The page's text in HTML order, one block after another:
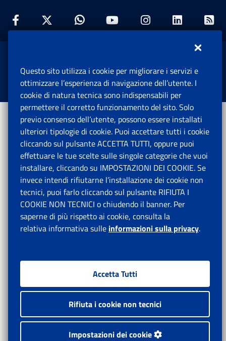
Facebook: Apre una nuova finestra
Twitter: Apre una nuova finestra
Whatsapp: Apre una nuova
Youtube: Apre una
Instagram:
Istituto Nazionale Previdenza Sociale.
Tutti i diritti riservati.
Questo sito utilizza i cookie per migliorare i servizi e
ottimizzare l’esperienza di navigazione dell’utente. I
cookie di natura tecnica sono indispensabili per
permettere il corretto funzionamento del sito. Solo
previo consenso dell’utente, possono essere installati
ulteriori tipologie di cookie. Puoi accettare tutti i cookie
cliccando sul pulsante ACCETTA TUTTI, oppure puoi
effettuare le tue scelte sulle singole categorie che vuoi
installare, cliccando su IMPOSTAZIONI DEI COOKIE. Se
invece intendi rifiutarne l’installazione dei cookie non
tecnici, puoi farlo cliccando sul pulsante RIFIUTA I
COOKIE NON TECNICI o chiudendo il banner. Per
saperne di più rispetto ai cookie, consulta la
relativa informativa sulle informazioni sulla privacy.
Accetta Tutti
Rifiuta i cookie non tecnici
Impostazioni dei cookie